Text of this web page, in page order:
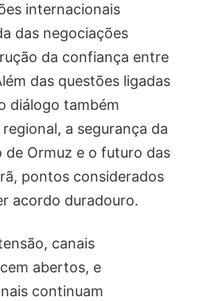
internacionais
das negociações
da confiança entre
das questões ligadas
diálogo também
a segurança da
de Ormuz e o futuro das
pontos considerados
acordo duradouro.
canais
abertos, e
continuam